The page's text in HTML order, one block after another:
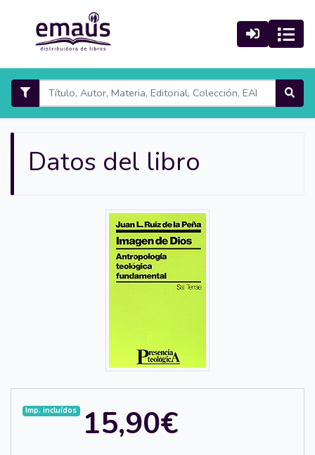
Datos del libro
Imp. incluídos 15,90€